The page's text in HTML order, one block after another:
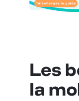
Les
la